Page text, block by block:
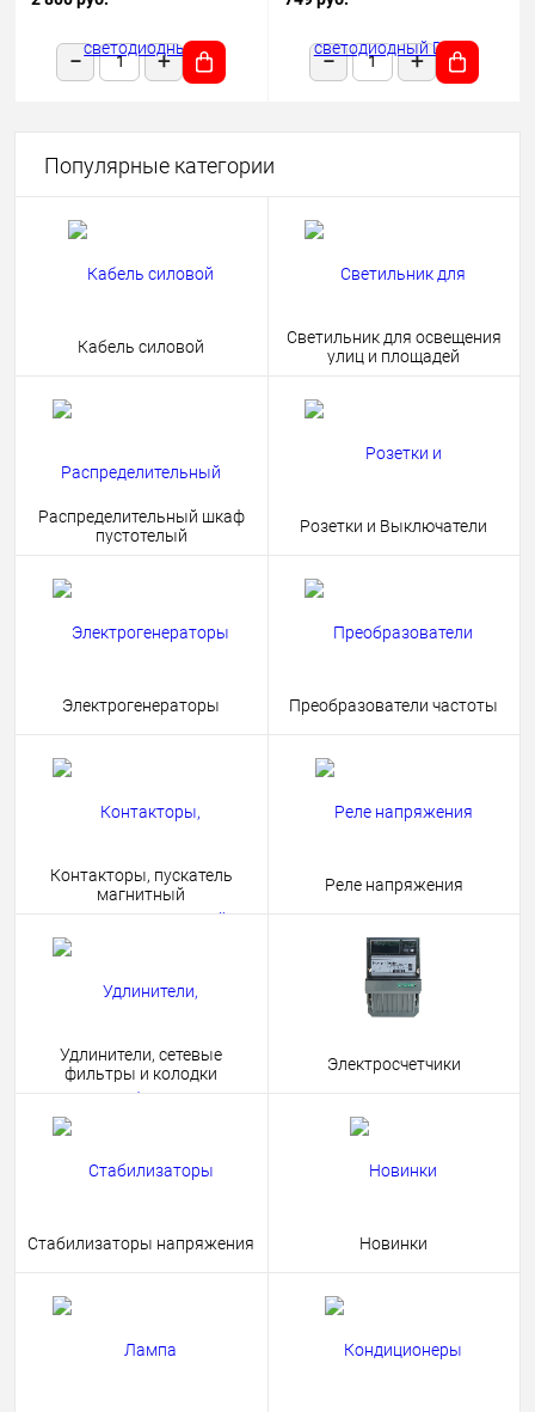
Популярные категории
Кабель силовой
Светильник для освещения
улиц и площадей
Распределительный шкаф
пустотелый
Розетки и Выключатели
Электрогенераторы Преобразователи частоты
Контакторы, пускатель
магнитный
Реле напряжения
Удлинители, сетевые
фильтры и колодки
Электросчетчики
Стабилизаторы напряжения Новинки